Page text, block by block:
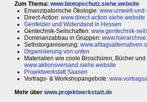
Zum Thema: www.biotopschutz.siehe.website
Emanzipatorische Ökologie: www.umwelt-
Direct-Action: www.direct-action.siehe.website
Genfelder und Widerstand in Hessen
Gentechnik-Seilschaften: www.gentechnik-
Dominanzabbau in Gruppen:
Selbstorganisierung:
Organisierung von unten
Materialien wie coole Broschüren, Bücher und
www.aktionsversand.siehe.website
Projektwerkstatt Saasen
Vortrags- & Workshopangebote:
Mehr über www.projektwerkstatt.de